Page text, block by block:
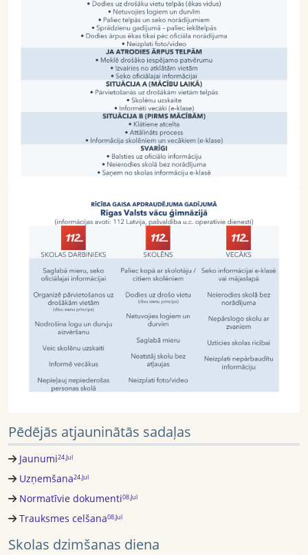
Pēdējās atjauninātās sadaļas
Jaunumi24.Jul
Uzņemšana24.Jul
Normatīvie dokumenti08.Jul
Trauksmes celšana08.Jul
Skolas dzimšanas diena